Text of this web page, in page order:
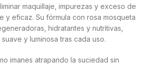
maquillaje, impurezas y exceso de
y eficaz. Su fórmula con rosa mosqueta
hidratantes y nutritivas,
y luminosa tras cada uso.
imanes atrapando la suciedad sin